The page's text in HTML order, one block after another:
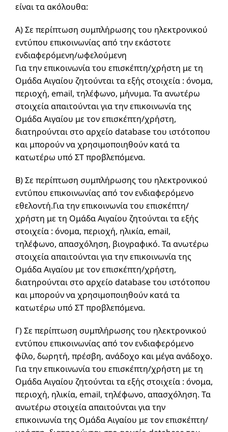
είναι τα ακόλουθα:
Α) Σε περίπτωση συμπλήρωσης του ηλεκτρονικού
εντύπου επικοινωνίας από την εκάστοτε
ενδιαφερόμενη/ωφελούμενη
Για την επικοινωνία του επισκέπτη/χρήστη με τη
Ομάδα Αιγαίου ζητούνται τα εξής στοιχεία : όνομα,
περιοχή, email, τηλέφωνο, μήνυμα. Τα ανωτέρω
στοιχεία απαιτούνται για την επικοινωνία της
Ομάδα Αιγαίου με τον επισκέπτη/χρήστη,
διατηρούνται στο αρχείο database του ιστότοπου
και μπορούν να χρησιμοποιηθούν κατά τα
κατωτέρω υπό ΣΤ προβλεπόμενα.
B) Σε περίπτωση συμπλήρωσης του ηλεκτρονικού
εντύπου επικοινωνίας από τον ενδιαφερόμενο
εθελοντή.Για την επικοινωνία του επισκέπτη/
χρήστη με τη Ομάδα Αιγαίου ζητούνται τα εξής
στοιχεία : όνομα, περιοχή, ηλικία, email,
τηλέφωνο, απασχόληση, βιογραφικό. Τα ανωτέρω
στοιχεία απαιτούνται για την επικοινωνία της
Ομάδα Αιγαίου με τον επισκέπτη/χρήστη,
διατηρούνται στο αρχείο database του ιστότοπου
και μπορούν να χρησιμοποιηθούν κατά τα
κατωτέρω υπό ΣΤ προβλεπόμενα.
Γ) Σε περίπτωση συμπλήρωσης του ηλεκτρονικού
εντύπου επικοινωνίας από τον ενδιαφερόμενο
φίλο, δωρητή, πρέσβη, ανάδοχο και μέγα ανάδοχο.
Για την επικοινωνία του επισκέπτη/χρήστη με τη
Ομάδα Αιγαίου ζητούνται τα εξής στοιχεία : όνομα,
περιοχή, ηλικία, email, τηλέφωνο, απασχόληση. Τα
ανωτέρω στοιχεία απαιτούνται για την
επικοινωνία της Ομάδα Αιγαίου με τον επισκέπτη/